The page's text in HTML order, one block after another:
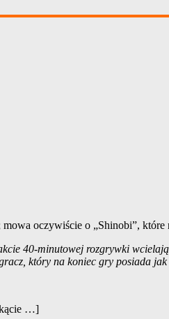
oczywiście o „Shinobi”,
40-minutowej rozgrywki
który na koniec gry posiada
kącie …]